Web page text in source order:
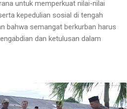
untuk memperkuat nilai-nilai
kepedulian sosial di tengah
bahwa semangat berkurban harus
dan ketulusan dalam